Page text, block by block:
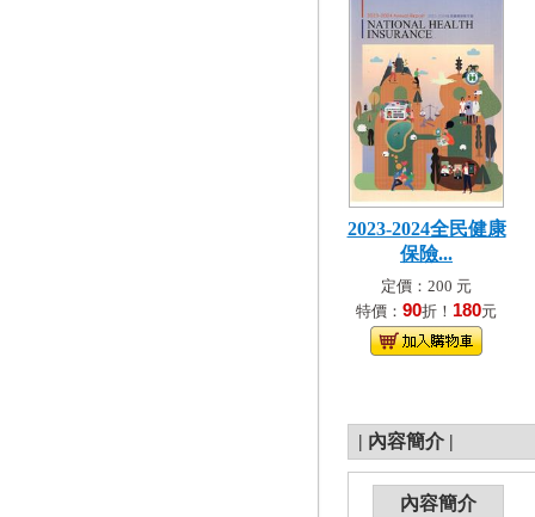
2023-2024全民健康
保險...
定價：200 元
特價： 90折！ 180元
| 內容簡介 |
內容簡介